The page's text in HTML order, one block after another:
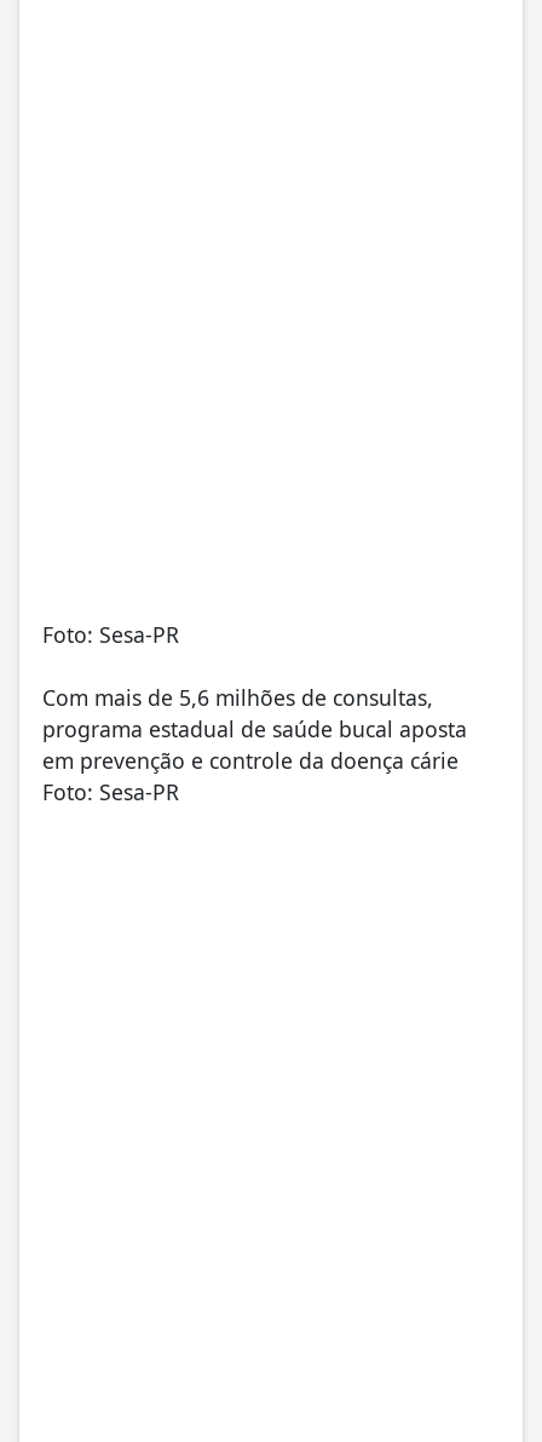
Foto: Sesa-PR
Com mais de 5,6 milhões de consultas,
programa estadual de saúde bucal aposta
em prevenção e controle da doença cárie
Foto: Sesa-PR